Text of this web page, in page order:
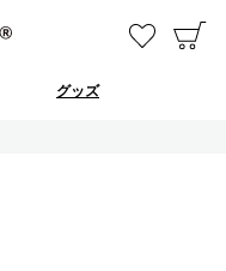
お気に
グッズ